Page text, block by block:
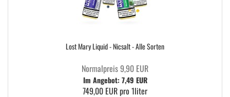
Lost Mary Liquid - Nicsalt - Alle Sorten
Normalpreis 9,90 EUR
Im Angebot: 7,49 EUR
749,00 EUR pro 1liter